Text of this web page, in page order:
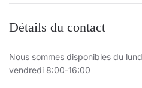
Détails du contact
Nous sommes disponibles du
vendredi 8:00-16:00